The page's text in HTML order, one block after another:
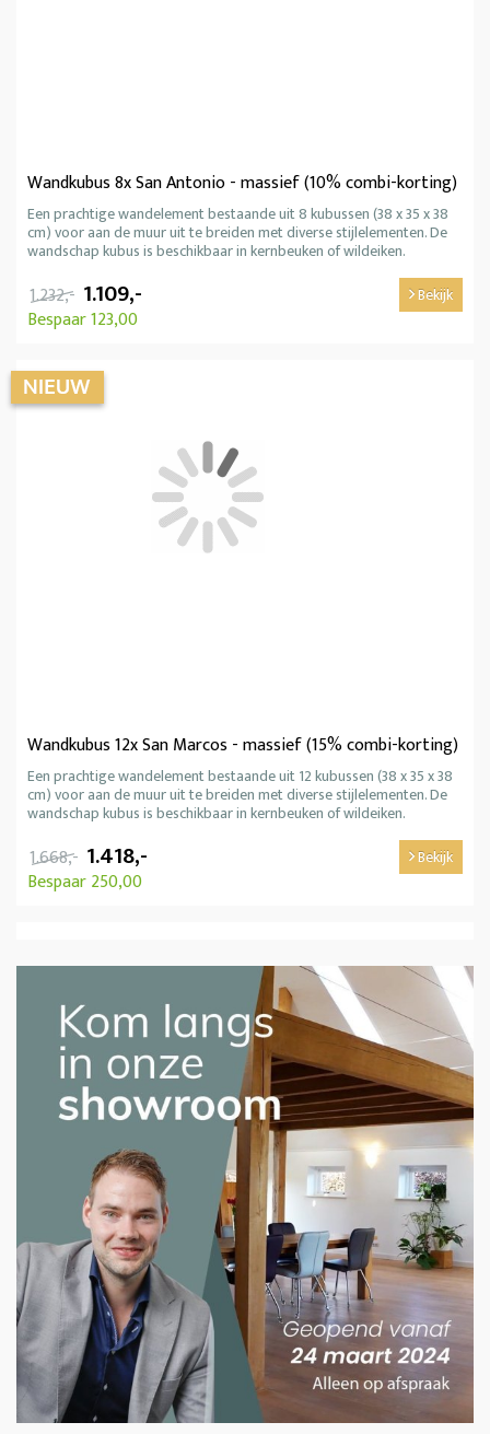
Wandkubus 8x San Antonio - massief (10% combi-korting)
Een prachtige wandelement bestaande uit 8 kubussen (38 x 35 x 38
cm) voor aan de muur uit te breiden met diverse stijlelementen. De
wandschap kubus is beschikbaar in kernbeuken of wildeiken.
1.232,- 1.109,-
Bespaar 123,00
Bekijk
Wandkubus 12x San Marcos - massief (15% combi-korting)
Een prachtige wandelement bestaande uit 12 kubussen (38 x 35 x 38
cm) voor aan de muur uit te breiden met diverse stijlelementen. De
wandschap kubus is beschikbaar in kernbeuken of wildeiken.
1.668,- 1.418,-
Bespaar 250,00
Bekijk